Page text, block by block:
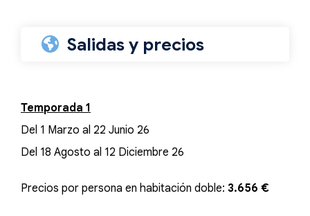
Salidas y precios
Temporada 1
Del 1 Marzo al 22 Junio 26
Del 18 Agosto al 12 Diciembre 26
Precios por persona en habitación doble: 3.656 €